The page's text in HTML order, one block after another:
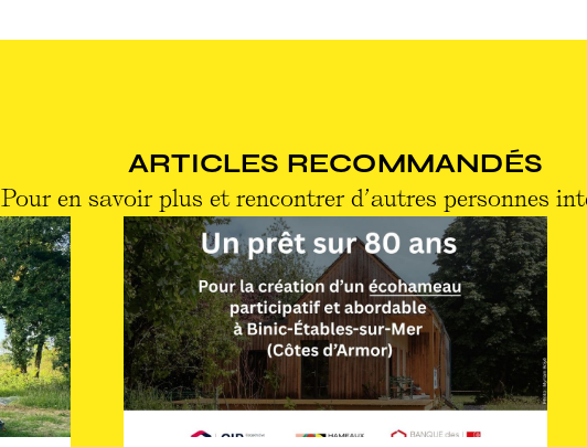
ARTICLES RECOMMANDÉS
Pour en savoir plus et rencontrer d’autres personnes